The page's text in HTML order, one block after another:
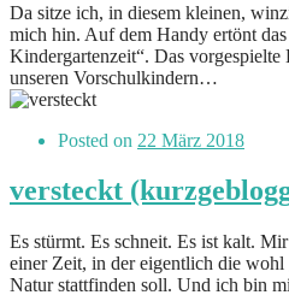
Da sitze ich, in diesem kleinen,
mich hin. Auf dem Handy ertönt
Kindergartenzeit“. Das
unseren Vorschulkindern…
Posted on 22 März 2018
versteckt
Es stürmt. Es schneit. Es ist kalt.
einer Zeit, in der eigentlich die wohl
Natur stattfinden soll. Und ich bin